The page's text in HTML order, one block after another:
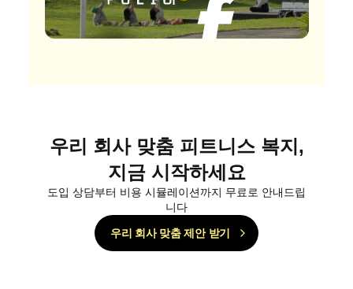
우리 회사 맞춤 피트니스 복지,
지금 시작하세요
도입 상담부터 비용 시뮬레이션까지 무료로 안내드립
니다
우리 회사 맞춤 제안 받기